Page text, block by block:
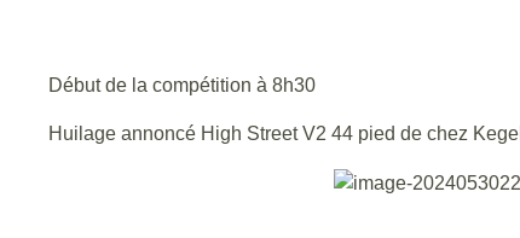
Début de la compétition à 8h30
Huilage annoncé High Street V2 44 pied de chez Kegel